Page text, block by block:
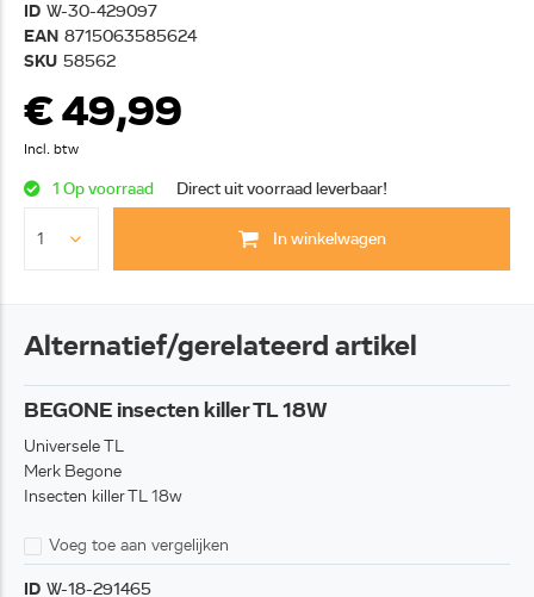
ID W-30-429097
EAN 8715063585624
SKU 58562
€ 49,99
Incl. btw
1 Op voorraad Direct uit voorraad leverbaar!
In winkelwagen
Alternatief/gerelateerd artikel
BEGONE insecten killer TL 18W
Universele TL
Merk Begone
Insecten killer TL 18w
Voeg toe aan vergelijken
ID W-18-291465